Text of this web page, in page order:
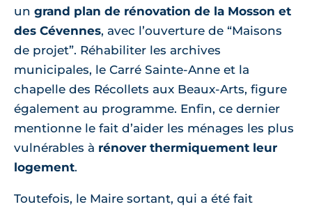
un grand plan de rénovation de la Mosson et
des Cévennes, avec l’ouverture de “Maisons
de projet”. Réhabiliter les archives
municipales, le Carré Sainte-Anne et la
chapelle des Récollets aux Beaux-Arts, figure
également au programme. Enfin, ce dernier
mentionne le fait d’aider les ménages les plus
vulnérables à rénover thermiquement leur
logement.
Toutefois, le Maire sortant, qui a été fait